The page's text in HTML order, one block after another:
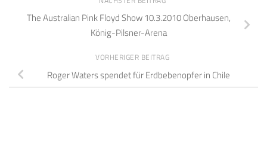
The Australian Pink Floyd Show 10.3.2010 Oberhausen,
König-Pilsner-Arena
VORHERIGER BEITRAG
Roger Waters spendet für Erdbebenopfer in Chile